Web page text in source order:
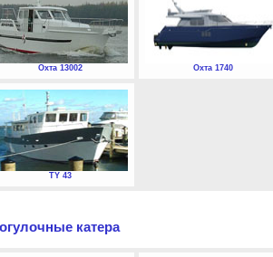
Охта 13002 Охта 1740
TY 43
катера